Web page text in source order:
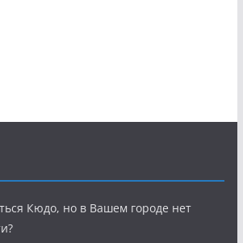
Кюдо, но в Вашем городе нет